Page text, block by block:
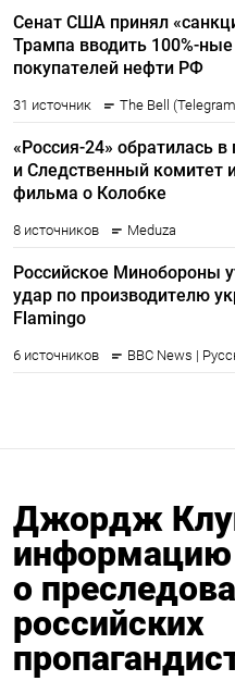
Джордж
информацию
о
российских